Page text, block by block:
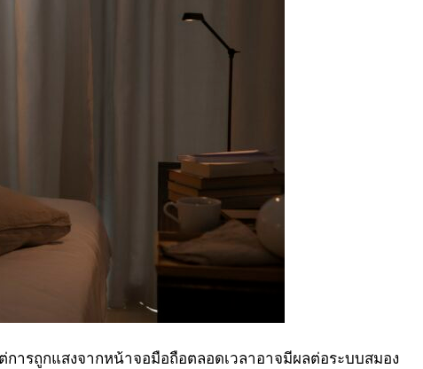
การถูกแสงจากหน้าจอมือถือตลอดเวลาอาจมีผลต่อระบบสมอง